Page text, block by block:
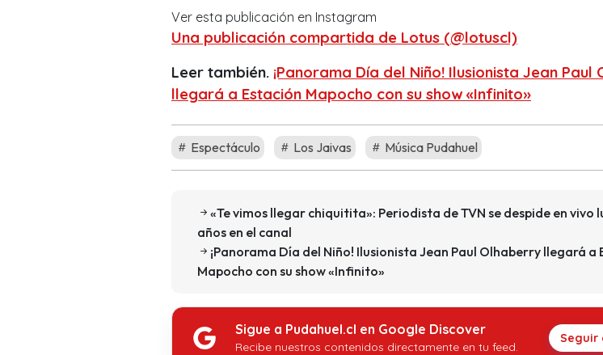
Ver esta publicación en Instagram
Una publicación compartida de Lotus (@lotuscl)
Leer también. ¡Panorama Día del Niño! Ilusionista Jean Paul
llegará a Estación Mapocho con su show «Infinito»
Espectáculo Los Jaivas Música Pudahuel
«Te vimos llegar chiquitita»: Periodista de TVN se despide en vivo
años en el canal
¡Panorama Día del Niño! Ilusionista Jean Paul Olhaberry llegará a
Mapocho con su show «Infinito»
Sigue a Pudahuel.cl en Google Discover
Recibe nuestros contenidos directamente en tu feed.
Seguir